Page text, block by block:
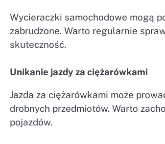
Wycieraczki samochodowe mogą
zabrudzone. Warto regularnie
skuteczność.
Unikanie jazdy za ciężarówkami
Jazda za ciężarówkami może
drobnych przedmiotów. Warto
pojazdów.